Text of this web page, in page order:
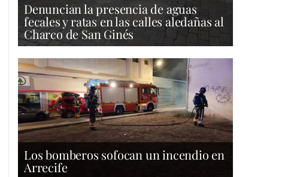
Denuncian la presencia de aguas
fecales y ratas en las calles aledañas al
Charco de San Ginés
Los bomberos sofocan un incendio en
Arrecife